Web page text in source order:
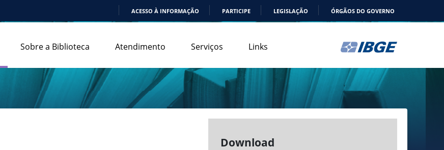
ACESSO À INFORMAÇÃO PARTICIPE LEGISLAÇÃO ÓRGÃOS DO GOVERNO
Sobre a Biblioteca Atendimento Serviços Links
Download